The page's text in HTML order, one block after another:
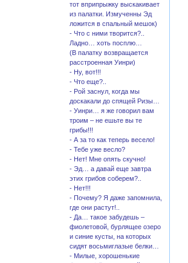
тот вприпрыжку выскакивает
из палатки. Измученны Эд
ложится в спальный мешок)
- Что с ними творится?..
Ладно… хоть посплю…
(В палатку возвращается
расстроенная Уинри)
- Ну, вот!!!
- Что еще?..
- Рой заснул, когда мы
доскакали до спящей Ризы…
- Уинри… я же говорил вам
троим – не ешьте вы те
грибы!!!
- А за то как теперь весело!
- Тебе уже весло?
- Нет! Мне опять скучно!
- Эд… а давай еще завтра
этих грибов соберем?..
- Нет!!!
- Почему? Я даже запомнила,
где они растут!..
- Да… такое забудешь –
фиолетовой, бурлящее озеро
и синие кусты, на которых
сидят восьмиглазые белки…
- Милые, хорошенькие